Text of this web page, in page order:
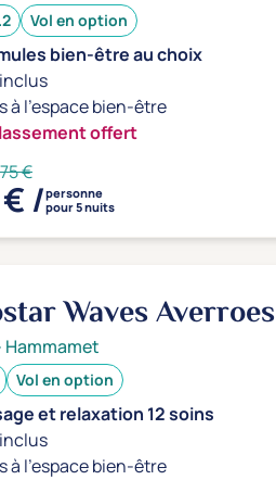
Vol en option
bien-être au choix
à l'espace bien-être
offert
€
/personne
pour 5 nuits
Waves Averroes
Hammamet
Vol en option
et relaxation 12 soins
à l'espace bien-être